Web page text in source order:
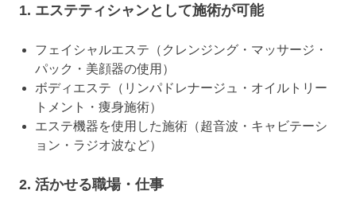
1. エステティシャンとして施術が可能
フェイシャルエステ（クレンジング・マッサージ・
パック・美顔器の使用）
ボディエステ（リンパドレナージュ・オイルトリー
トメント・痩身施術）
エステ機器を使用した施術（超音波・キャビテーシ
ョン・ラジオ波など）
2. 活かせる職場・仕事